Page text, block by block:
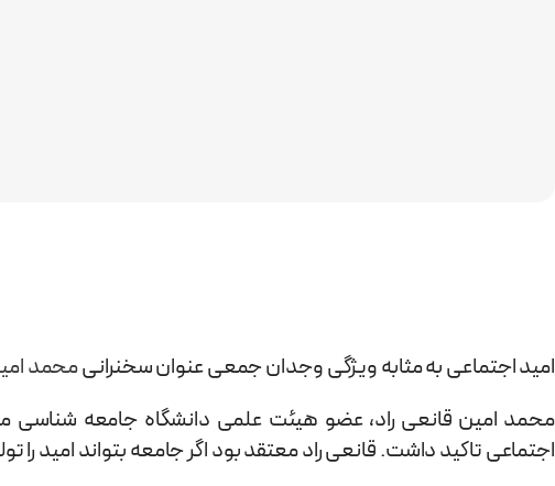
امید اجتماعی به مثابه ویژگی وجدان جمعی عنوان سخنرانیمحمد
محمد امین قانعی راد، عضو هیئت علمی دانشگاه جامعه شناسی
اجتماعی تاکید داشت. قانعی راد معتقد بود اگر جامعه بتواند امید